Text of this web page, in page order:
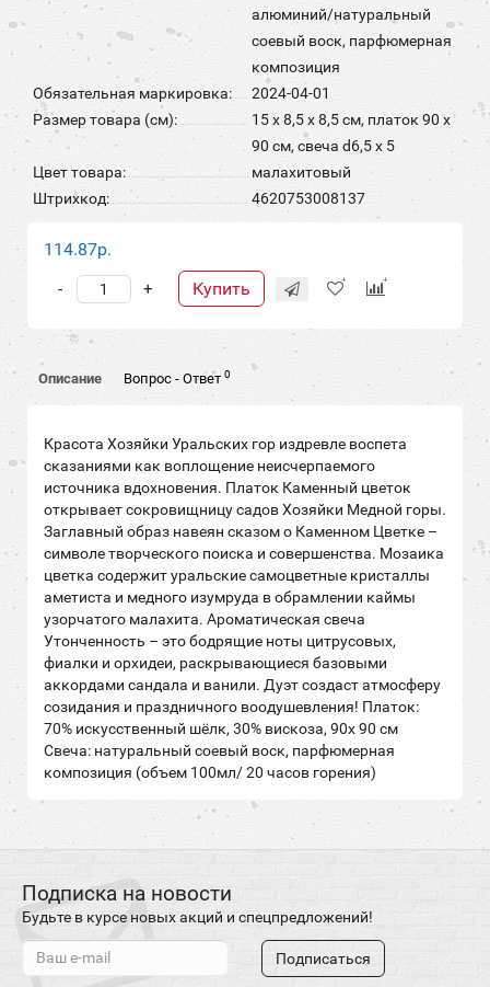
алюминий/натуральный
соевый воск, парфюмерная
композиция
Обязательная маркировка:
2024-04-01
Размер товара (см):
15 х 8,5 х 8,5 см, платок 90 х
90 см, свеча d6,5 х 5
Цвет товара:
малахитовый
Штрихкод:
4620753008137
114.87р.
+
- Купить
Описание Вопрос - Ответ 0
Красота Хозяйки Уральских гор издревле воспета
сказаниями как воплощение неисчерпаемого
источника вдохновения. Платок Каменный цветок
открывает сокровищницу садов Хозяйки Медной горы.
Заглавный образ навеян сказом о Каменном Цветке –
символе творческого поиска и совершенства. Мозаика
цветка содержит уральские самоцветные кристаллы
аметиста и медного изумруда в обрамлении каймы
узорчатого малахита. Ароматическая свеча
Утонченность – это бодрящие ноты цитрусовых,
фиалки и орхидеи, раскрывающиеся базовыми
аккордами сандала и ванили. Дуэт создаст атмосферу
созидания и праздничного воодушевления! Платок:
70% искусственный шёлк, 30% вискоза, 90х 90 см
Свеча: натуральный соевый воск, парфюмерная
композиция (объем 100мл/ 20 часов горения)
Подписка на новости
Будьте в курсе новых акций и спецпредложений!
Подписаться